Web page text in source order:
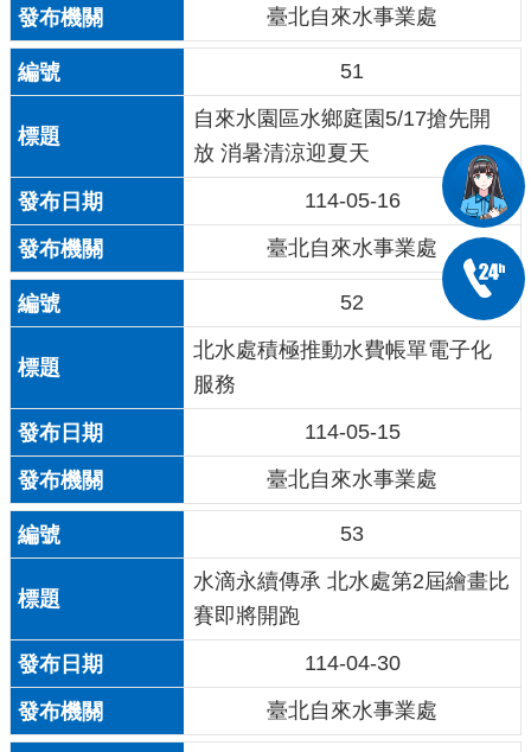
臺北自來水事業處
51
自來水園區水鄉庭園5/17搶先開
放 消暑清涼迎夏天
114-05-16
臺北自來水事業處
52
北水處積極推動水費帳單電子化
服務
114-05-15
臺北自來水事業處
53
水滴永續傳承 北水處第2屆繪畫比
賽即將開跑
114-04-30
臺北自來水事業處